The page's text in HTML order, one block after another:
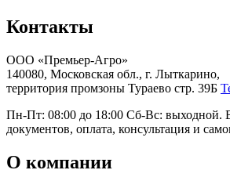
Контакты
ООО «Премьер-Агро»
140080, Московская обл., г. Лыткарино,
территория промзоны Тураево стр. 39Б
Пн-Пт: 08:00 до 18:00 Сб-Вс: выходной.
документов, оплата, консультация и
О компании